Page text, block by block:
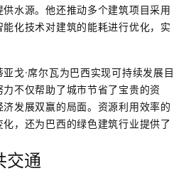
水源。他还推动多个建筑项目采用
化技术对建筑的能耗进行优化，实
戈·席尔瓦为巴西实现可持续发展目
不仅帮助了城市节省了宝贵的资
发展双赢的局面。资源利用效率的
，还为巴西的绿色建筑行业提供了
交通